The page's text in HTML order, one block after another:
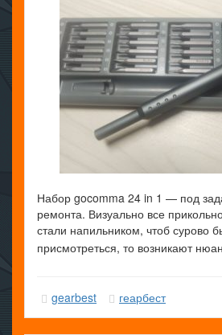
Набор gocomma 24 in 1 — под
ремонта. Визуально все
стали напильником, чтоб сурово
присмотреться, то возникают
gearbest геарбест